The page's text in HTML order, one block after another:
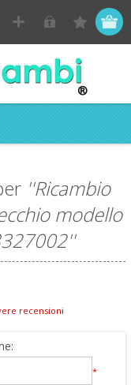
Ricambio
modello
recensioni
*